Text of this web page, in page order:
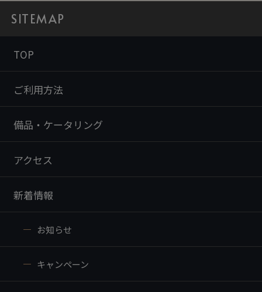
SITEMAP
TOP
ご利用方法
備品・ケータリング
アクセス
新着情報
お知らせ
キャンペーン